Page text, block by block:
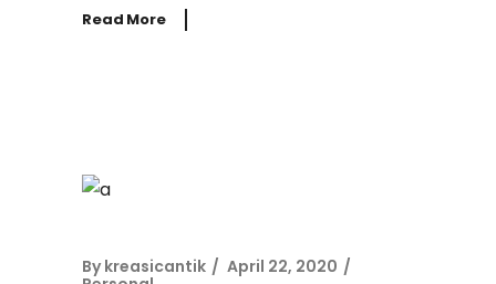
Read More
By kreasicantik
April 22, 2020